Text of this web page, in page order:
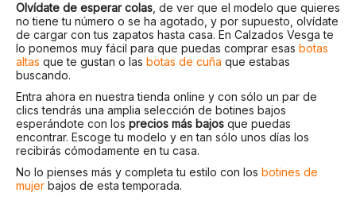
Olvídate de esperar colas, de ver que el modelo que quieres
no tiene tu número o se ha agotado, y por supuesto, olvídate
de cargar con tus zapatos hasta casa. En Calzados Vesga te
lo ponemos muy fácil para que puedas comprar esas botas
altas que te gustan o las botas de cuña que estabas
buscando.
Entra ahora en nuestra tienda online y con sólo un par de
clics tendrás una amplia selección de botines bajos
esperándote con los precios más bajos que puedas
encontrar. Escoge tu modelo y en tan sólo unos días los
recibirás cómodamente en tu casa.
No lo pienses más y completa tu estilo con los botines de
mujer bajos de esta temporada.